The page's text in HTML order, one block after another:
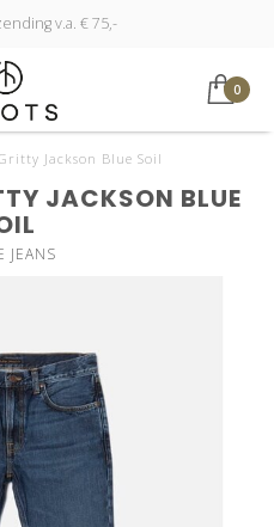
v.a. € 75,-
0
Jackson Blue Soil
JACKSON BLUE
JEANS